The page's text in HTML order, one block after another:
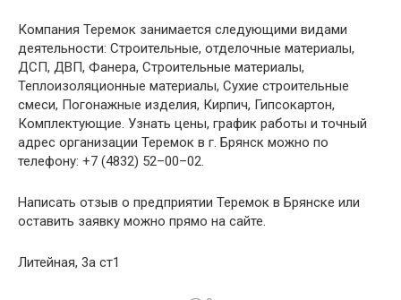
Компания Теремок занимается следующими видами
деятельности: Строительные, отделочные материалы,
ДСП, ДВП, Фанера, Строительные материалы,
Теплоизоляционные материалы, Сухие строительные
смеси, Погонажные изделия, Кирпич, Гипсокартон,
Комплектующие. Узнать цены, график работы и точный
адрес организации Теремок в г. Брянск можно по
телефону: +7 (4832) 52–00–02.
Написать отзыв о предприятии Теремок в Брянске или
оставить заявку можно прямо на сайте.
Литейная, 3а ст1